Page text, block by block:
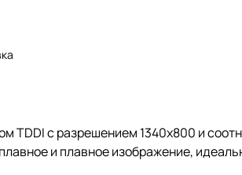
с разрешением 1340x800 и
и плавное изображение,